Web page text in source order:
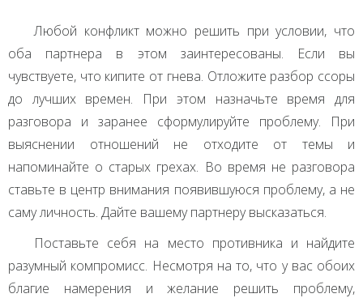
Любой конфликт можно решить при условии, что
оба партнера в этом заинтересованы. Если вы
чувствуете, что кипите от гнева. Отложите разбор ссоры
до лучших времен. При этом назначьте время для
разговора и заранее сформулируйте проблему. При
выяснении отношений не отходите от темы и
напоминайте о старых грехах. Во время не разговора
ставьте в центр внимания появившуюся проблему, а не
саму личность. Дайте вашему партнеру высказаться.
Поставьте себя на место противника и найдите
разумный компромисс. Несмотря на то, что у вас обоих
благие намерения и желание решить проблему,